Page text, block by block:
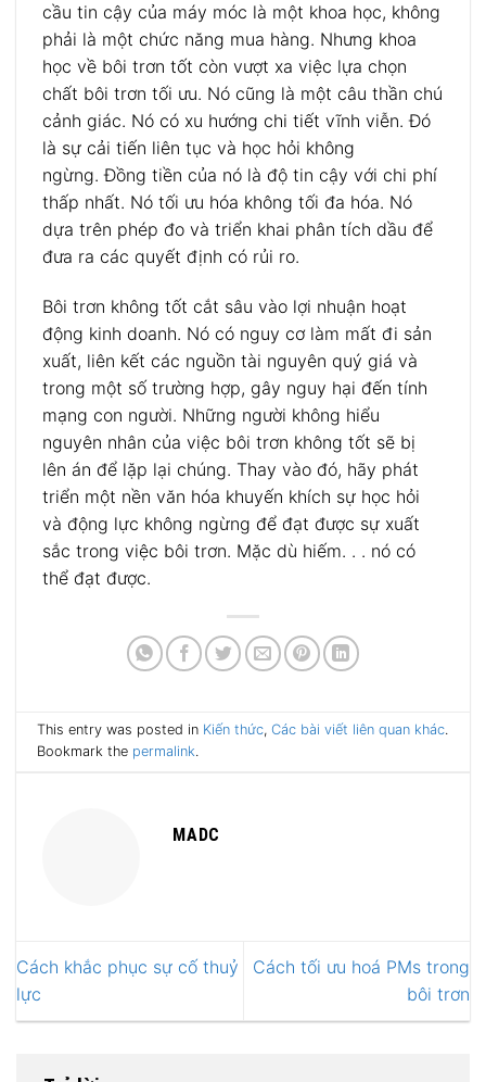
cầu tin cậy của máy móc là một khoa học, không
phải là một chức năng mua hàng. Nhưng khoa
học về bôi trơn tốt còn vượt xa việc lựa chọn
chất bôi trơn tối ưu. Nó cũng là một câu thần chú
cảnh giác. Nó có xu hướng chi tiết vĩnh viễn. Đó
là sự cải tiến liên tục và học hỏi không
ngừng. Đồng tiền của nó là độ tin cậy với chi phí
thấp nhất. Nó tối ưu hóa không tối đa hóa. Nó
dựa trên phép đo và triển khai phân tích dầu để
đưa ra các quyết định có rủi ro.
Bôi trơn không tốt cắt sâu vào lợi nhuận hoạt
động kinh doanh. Nó có nguy cơ làm mất đi sản
xuất, liên kết các nguồn tài nguyên quý giá và
trong một số trường hợp, gây nguy hại đến tính
mạng con người. Những người không hiểu
nguyên nhân của việc bôi trơn không tốt sẽ bị
lên án để lặp lại chúng. Thay vào đó, hãy phát
triển một nền văn hóa khuyến khích sự học hỏi
và động lực không ngừng để đạt được sự xuất
sắc trong việc bôi trơn. Mặc dù hiếm. . . nó có
thể đạt được.
This entry was posted in Kiến thức,Các bài viết liên quan khác.
Bookmark the permalink.
MADC
Cách khắc phục sự cố thuỷ
lực
Cách tối ưu hoá PMs trong
bôi trơn